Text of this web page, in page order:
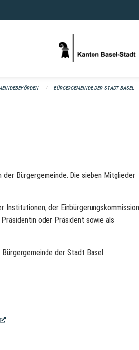
BÜRGERGEMEINDE DER STADT BASEL
Bürgergemeinde. Die sieben Mitglieder
Institutionen, der Einbürgerungskommission
oder Präsident sowie als
der Stadt Basel.
(External Link)